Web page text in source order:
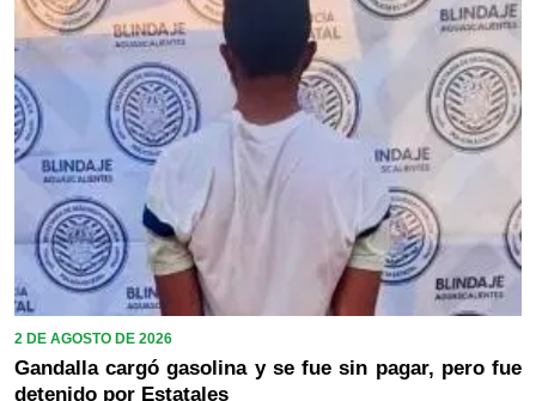
2 DE AGOSTO DE 2026
Gandalla cargó gasolina y se fue sin pagar, pero fue
detenido por Estatales